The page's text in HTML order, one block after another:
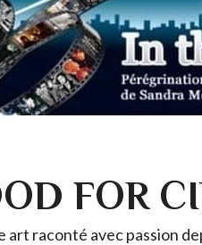
FOR
art raconté avec passion